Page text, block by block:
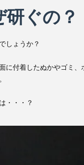
ぐの？
しょうか？
に付着したぬかやゴミ
・・・？